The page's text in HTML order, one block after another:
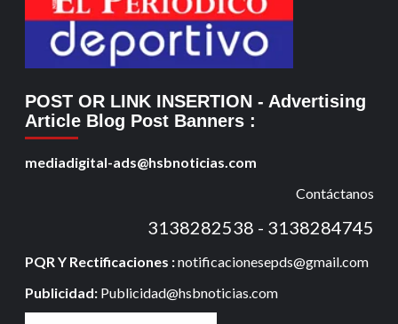
POST OR LINK INSERTION - Advertising
Article Blog Post Banners :
mediadigital-ads@hsbnoticias.com
Contáctanos
3138282538 - 3138284745
PQR Y Rectificaciones :notificacionesepds@gmail.com
Publicidad: Publicidad@hsbnoticias.com